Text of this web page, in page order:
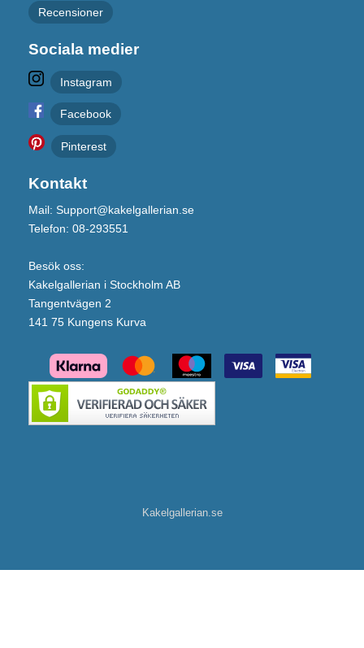
Recensioner
Sociala medier
Instagram
Facebook
Pinterest
Kontakt
Mail: Support@kakelgallerian.se
Telefon: 08-293551
Besök oss:
Kakelgallerian i Stockholm AB
Tangentvägen 2
141 75 Kungens Kurva
Kakelgallerian.se